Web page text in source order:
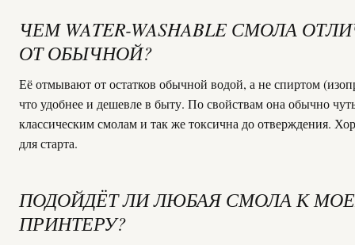
ЧЕМ WATER-WASHABLE СМОЛА
ОТ ОБЫЧНОЙ?
Её отмывают от остатков обычной водой, а не спиртом
что удобнее и дешевле в быту. По свойствам она обычно
классическим смолам и так же токсична до отверждения.
для старта.
ПОДОЙДЁТ ЛИ ЛЮБАЯ СМОЛА К
ПРИНТЕРУ?